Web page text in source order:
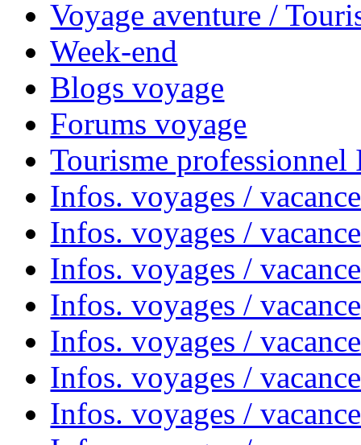
Voyage aventure /
Week-end
Blogs voyage
Forums voyage
Tourisme
Infos. voyages /
Infos. voyages /
Infos. voyages /
Infos. voyages /
Infos. voyages /
Infos. voyages /
Infos. voyages /